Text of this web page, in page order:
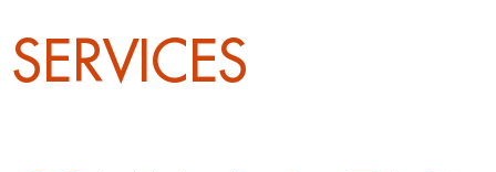
SERVICES